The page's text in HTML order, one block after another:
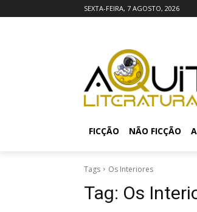
SEXTA-FEIRA, 7 AGOSTO, 2026
FICÇÃO NÃO FICÇÃO
Tags Os Interiores
Tag: Os